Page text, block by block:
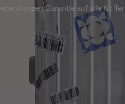
Garantie auf alle Koffer